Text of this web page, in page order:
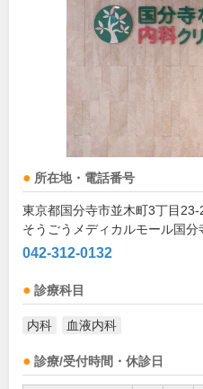
所在地・電話番号
東京都国分寺市並木町3丁目23-
そうごうメディカルモール国分
042-312-0132
診療科目
内科 血液内科
診療/受付時間・休診日